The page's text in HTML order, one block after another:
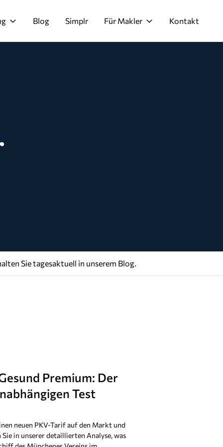
Blog Simplr Für Makler Kontakt
Sie tagesaktuell in unserem Blog.
Premium: Der
Test
neuen PKV-Tarif auf den Markt und
in unserer detaillierten Analyse, was